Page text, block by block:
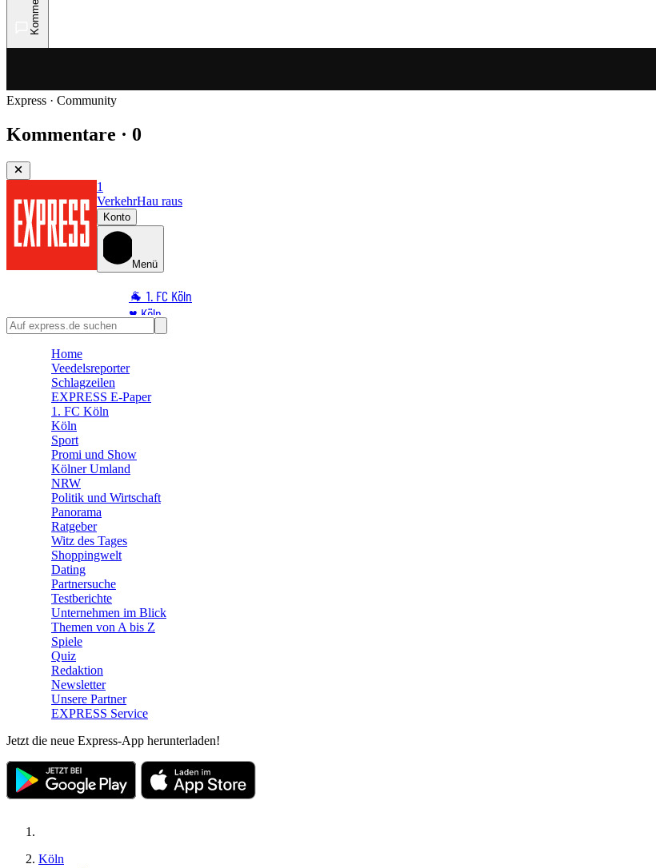
Express · Community
Kommentare · 0
1
VerkehrHau raus
Konto
Menü
🐐 1. FC Köln
♥️ Köln
⭐ Promi
🛒 Shoppingwelt
🧩 Spiele
Home
Veedelsreporter
Schlagzeilen
EXPRESS E-Paper
1. FC Köln
Köln
Sport
Promi und Show
Kölner Umland
NRW
Politik und Wirtschaft
Panorama
Ratgeber
Witz des Tages
Shoppingwelt
Dating
Partnersuche
Testberichte
Unternehmen im Blick
Themen von A bis Z
Spiele
Quiz
Redaktion
Newsletter
Unsere Partner
EXPRESS Service
Jetzt die neue Express-App herunterladen!
Köln